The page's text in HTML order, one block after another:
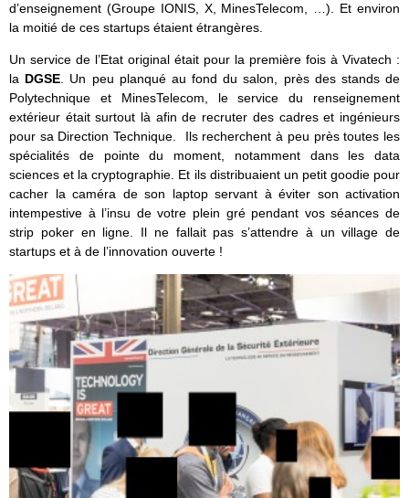
d’enseignement (Groupe IONIS, X, MinesTelecom, …). Et environ
la moitié de ces startups étaient étrangères.
Un service de l’Etat original était pour la première fois à Vivatech :
la DGSE. Un peu planqué au fond du salon, près des stands de
Polytechnique et MinesTelecom, le service du renseignement
extérieur était surtout là afin de recruter des cadres et ingénieurs
pour sa Direction Technique. Ils recherchent à peu près toutes les
spécialités de pointe du moment, notamment dans les data
sciences et la cryptographie. Et ils distribuaient un petit goodie pour
cacher la caméra de son laptop servant à éviter son activation
intempestive à l’insu de votre plein gré pendant vos séances de
strip poker en ligne. Il ne fallait pas s’attendre à un village de
startups et à de l’innovation ouverte !